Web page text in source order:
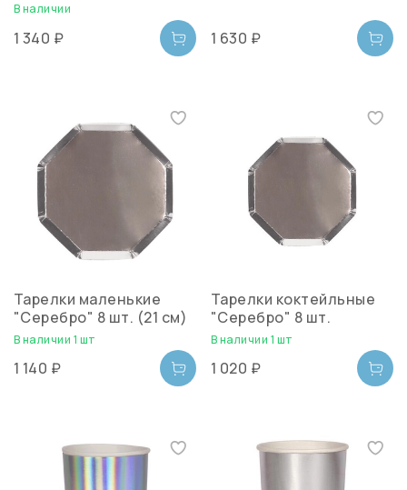
В наличии
1 340 ₽ 1 630 ₽
Тарелки маленькие
"Серебро" 8 шт. (21 см)
В наличии 1 шт
1 140 ₽
Тарелки коктейльные
"Серебро" 8 шт.
В наличии 1 шт
1 020 ₽